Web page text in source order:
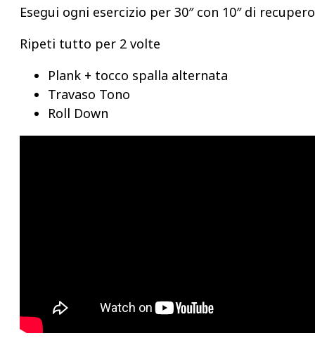
Esegui ogni esercizio per 30″ con 10″ di
Ripeti tutto per 2 volte
Plank + tocco spalla alternata
Travaso Tono
Roll Down